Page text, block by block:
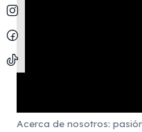
Acerca de nosotros: